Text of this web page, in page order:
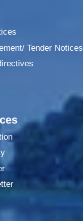
Tender Notices